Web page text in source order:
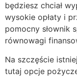
będziesz chciał
wysokie opłaty i
pomocny słownik
równowagi
Na szczęście
tutaj opcje